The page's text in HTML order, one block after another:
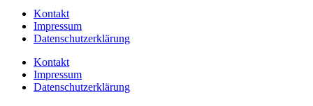
Kontakt
Impressum
Datenschutzerklärung
Kontakt
Impressum
Datenschutzerklärung